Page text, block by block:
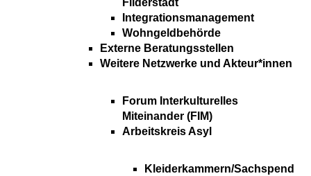
Filderstadt
Integrationsmanagement
Wohngeldbehörde
Externe Beratungsstellen
Weitere Netzwerke und Akteur*innen
Forum Interkulturelles
Miteinander (FIM)
Arbeitskreis Asyl
Kleiderkammern/Sachspend